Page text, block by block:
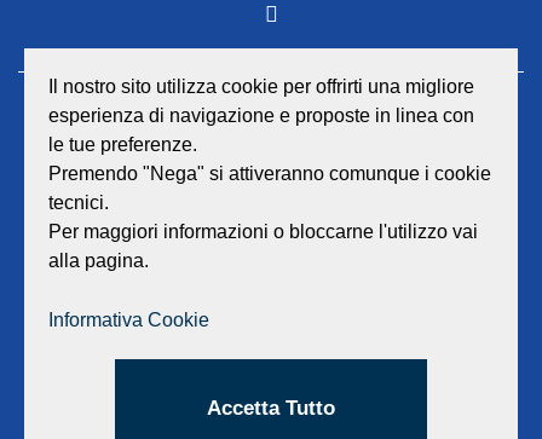
GEAT Srl
Sede legale e amministrativa:
Viale Lombardia 17 - 47838 Riccione
Capitale sociale euro 12.233.943,00 I.V.
E-mail:
Il nostro sito utilizza cookie per offrirti una migliore
esperienza di navigazione e proposte in linea con
le tue preferenze.
Premendo "Nega" si attiveranno comunque i cookie
tecnici.
Per maggiori informazioni o bloccarne l'utilizzo vai
alla pagina.
Informativa Cookie
Accetta Tutto